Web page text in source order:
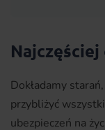
Dokładamy
przybliżyć
ubezpieczeń na